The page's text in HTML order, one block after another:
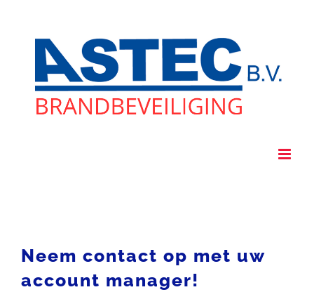
Neem contact op met uw
account manager!